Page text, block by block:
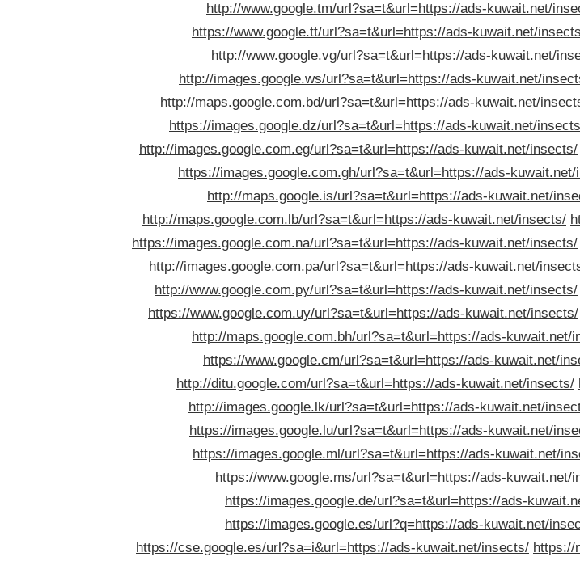
http://www.google.tm/url?sa=t&url=https://ads-kuwait.net/
https://www.google.tt/url?sa=t&url=https://ads-kuwait.net/
http://www.google.vg/url?sa=t&url=https://ads-kuwait.net/
http://images.google.ws/url?sa=t&url=https://ads-kuwait.net/
http://maps.google.com.bd/url?sa=t&url=https://ads-kuwait.net/
https://images.google.dz/url?sa=t&url=https://ads-kuwait.net/
http://images.google.com.eg/url?sa=t&url=https://ads-kuwait.net/insects/
https://images.google.com.gh/url?sa=t&url=https://ads-
http://maps.google.is/url?sa=t&url=https://ads-kuwait.net/
http://maps.google.com.lb/url?sa=t&url=https://ads-kuwait.net/insects/
https://images.google.com.na/url?sa=t&url=https://ads-kuwait.net/insects/
http://images.google.com.pa/url?sa=t&url=https://ads-kuwait.net/
http://www.google.com.py/url?sa=t&url=https://ads-kuwait.net/insects/
https://www.google.com.uy/url?sa=t&url=https://ads-kuwait.net/insects/
http://maps.google.com.bh/url?sa=t&url=https://ads-kuwait.net/
https://www.google.cm/url?sa=t&url=https://ads-kuwait.net/
http://ditu.google.com/url?sa=t&url=https://ads-kuwait.net/insects/
http://images.google.lk/url?sa=t&url=https://ads-kuwait.net/
https://images.google.lu/url?sa=t&url=https://ads-kuwait.net/
https://images.google.ml/url?sa=t&url=https://ads-kuwait.net/
https://www.google.ms/url?sa=t&url=https://ads-kuwait.net/
https://images.google.de/url?sa=t&url=https://ads-
https://images.google.es/url?q=https://ads-kuwait.net/
https://cse.google.es/url?sa=i&url=https://ads-kuwait.net/insects/ https://